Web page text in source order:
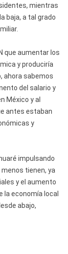
mientras
baja, a tal grado
que aumentar los
y produciría
ahora sabemos
del salario y
México y al
antes estaban
y
impulsando
tienen, ya
y el aumento
la economía local
abajo,